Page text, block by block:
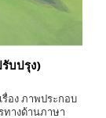
บปรุง)
อง ภาพประกอบ
ทางด้านภาษา